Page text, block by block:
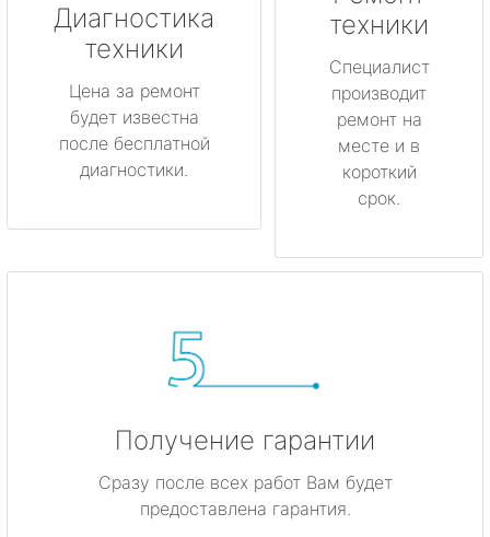
Диагностика
техники
Цена за ремонт
будет известна
после бесплатной
диагностики.
техники
Специалист
производит
ремонт на
месте и в
короткий
срок.
Получение гарантии
Сразу после всех работ Вам будет
предоставлена гарантия.